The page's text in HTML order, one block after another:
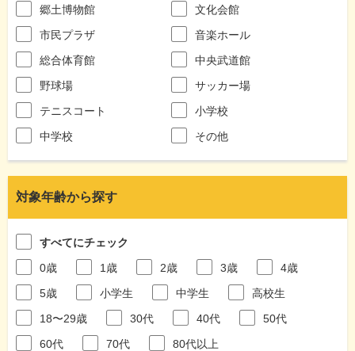
郷土博物館
文化会館
市民プラザ
音楽ホール
総合体育館
中央武道館
野球場
サッカー場
テニスコート
小学校
中学校
その他
対象年齢から探す
すべてにチェック
0歳
1歳 2歳 3歳
4歳
5歳
小学生 中学生
高校生
18〜29歳
30代 40代
50代
60代
70代 80代以上